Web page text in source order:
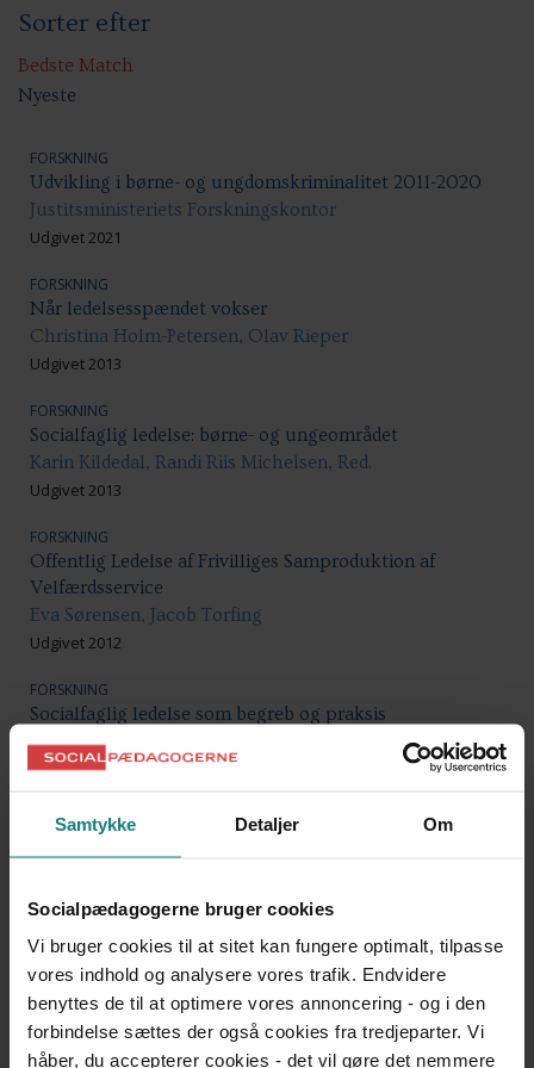
Samtykke Detaljer Om
Socialpædagogerne bruger cookies
Vi bruger cookies til at sitet kan fungere optimalt, tilpasse
vores indhold og analysere vores trafik. Endvidere
benyttes de til at optimere vores annoncering - og i den
forbindelse sættes der også cookies fra tredjeparter. Vi
håber, du accepterer cookies - det vil gøre det nemmere
Sorter efter
Bedste Match
Nyeste
FORSKNING
Udvikling i børne- og ungdomskriminalitet 2011-2020
Justitsministeriets Forskningskontor
Udgivet 2021
FORSKNING
Når ledelsesspændet vokser
Christina Holm-Petersen, Olav Rieper
Udgivet 2013
FORSKNING
Socialfaglig ledelse: børne- og ungeområdet
Karin Kildedal, Randi Riis Michelsen, Red.
Udgivet 2013
FORSKNING
Offentlig Ledelse af Frivilliges Samproduktion af
Velfærdsservice
Eva Sørensen, Jacob Torfing
Udgivet 2012
FORSKNING
Socialfaglig ledelse som begreb og praksis
Randi Riis Michelsen
Udgivet 2016
FORSKNING
Den etiske udfordring - perspektiver på konstituering af
Udgivet 2012
FORSKNING
Social bæredygtighed
Katia Dupret, Luise Li Langergaard
Udgivet 2020